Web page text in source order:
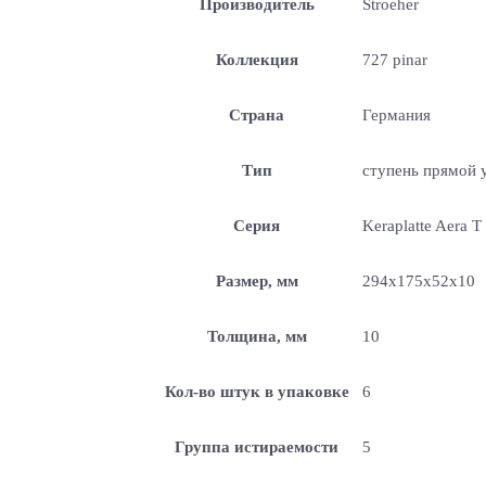
Производитель Stroeher
Коллекция 727 pinar
Страна Германия
Тип ступень прямой
Серия Keraplatte Aera Т
Размер, мм 294x175x52x10
Толщина, мм 10
Кол-во штук в упаковке 6
Группа истираемости 5